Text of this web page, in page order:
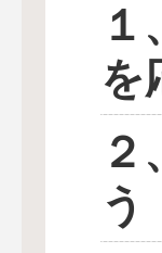
１、
を
２、
う